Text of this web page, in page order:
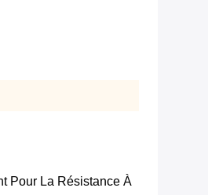
Pour La Résistance À